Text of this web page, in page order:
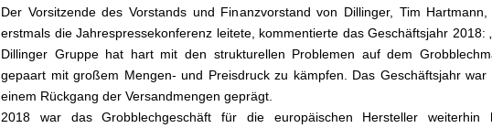
Der Vorsitzende des Vorstands und Finanzvorstand von Dillinger, Tim
erstmals die Jahrespressekonferenz leitete, kommentierte das Geschäftsjahr 2018:
Dillinger Gruppe hat hart mit den strukturellen Problemen auf dem
gepaart mit großem Mengen- und Preisdruck zu kämpfen. Das Geschäftsjahr war
einem Rückgang der Versandmengen geprägt.
2018 war das Grobblechgeschäft für die europäischen Hersteller weiterhin